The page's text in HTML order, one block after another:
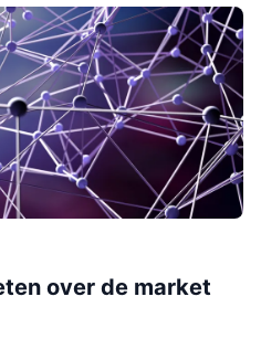
over de market